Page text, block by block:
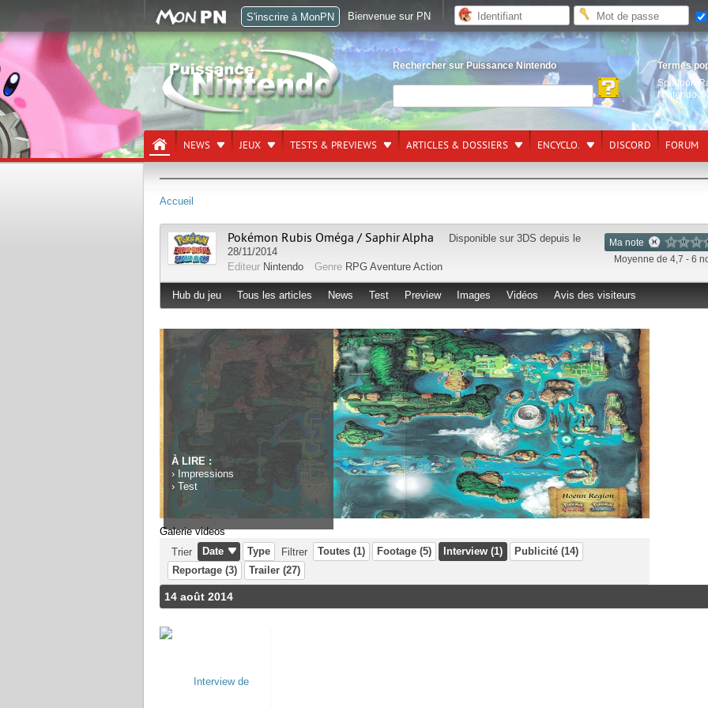
Rechercher sur Puissance Nintendo
Termes
Splatoon
Nintendo
NEWS JEUX TESTS & PREVIEWS ARTICLES & DOSSIERS ENCYCLO. DISCORD FORUM
Accueil
Ma note
Moyenne de 4,7 - 6
Pokémon Rubis Oméga / Saphir Alpha Disponible sur 3DS depuis le
28/11/2014
Editeur Nintendo Genre RPG Aventure Action
Hub du jeu Tous les articles News Test Preview Images Vidéos Avis des visiteurs
À LIRE :
› Impressions
› Test
Galerie videos
Trier
Date Type Filtrer Toutes (1) Footage (5) Interview (1)
Publicité (14)
Reportage (3)
Trailer (27)
14 août 2014
S'inscrire à MonPN Bienvenue sur PN